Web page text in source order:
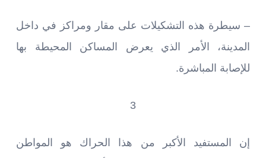
– سيطرة هذه التشكيلات على مقار ومراكز في داخل
المدينة، الأمر الذي يعرض المساكن المحيطة بها
للإصابة المباشرة.
3
إن المستفيد الأكبر من هذا الحراك هو المواطن